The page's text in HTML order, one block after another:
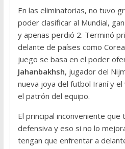
En las eliminatorias, no tuvo
poder clasificar al Mundial,
y apenas perdió 2. Terminó
delante de países como
juego se basa en el poder
Jahanbakhsh, jugador del
nueva joya del futbol Iraní y el
el patrón del equipo.
El principal inconveniente
defensiva y eso si no lo
tengan que enfrentar a